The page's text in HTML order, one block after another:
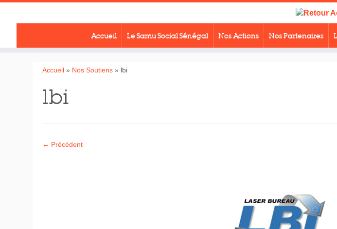
Passer
Accueil Le Samu Social Sénégal Nos Actions Nos Partenaires
Accueil » Nos Soutiens » lbi
lbi
← Précédent